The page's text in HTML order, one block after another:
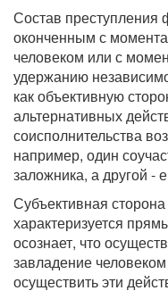
Состав преступления
оконченным с
человеком или с
удержанию
как объективную
альтернативных
соисполнительства
например, один
заложника, а другой -
Субъективная
характеризуется
осознает, что
завладение
осуществить эти